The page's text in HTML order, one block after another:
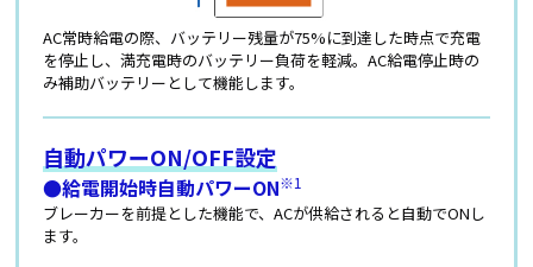
AC常時給電の際、バッテリー残量が75%に到達した時点で充電
を停止し、満充電時のバッテリー負荷を軽減。AC給電停止時の
み補助バッテリーとして機能します。
自動パワーON/OFF設定
●給電開始時自動パワーON※1
ブレーカーを前提とした機能で、ACが供給されると自動でONし
ます。